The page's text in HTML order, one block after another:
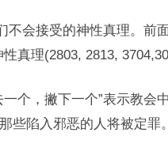
不会接受的神性真理。前
真理(2803, 2813,
个，撇下一个”表示教会
些陷入邪恶的人将被定罪